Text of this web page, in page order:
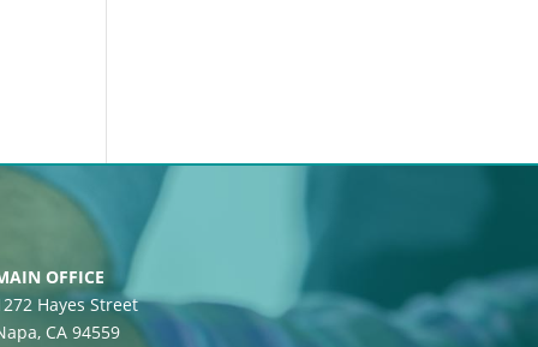
OFFICE
Hayes Street
CA 94559